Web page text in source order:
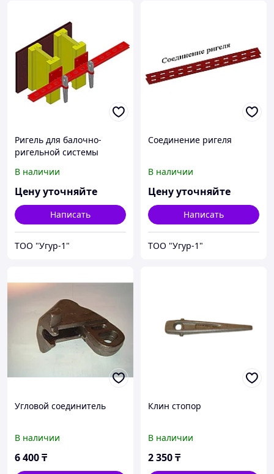
Ригель для балочно-
ригельной системы
В наличии
Цену уточняйте
Написать
ТОО "Угур-1"
Соединение ригеля
В наличии
Цену уточняйте
Написать
ТОО "Угур-1"
Угловой соединитель
В наличии
6 400₸
Клин стопор
В наличии
2 350₸